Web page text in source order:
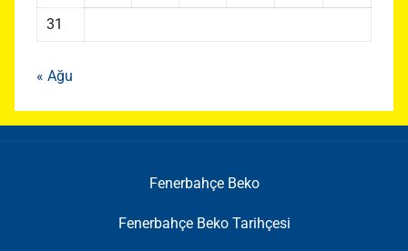
31
« Ağu
Fenerbahçe Beko
Fenerbahçe Beko Tarihçesi